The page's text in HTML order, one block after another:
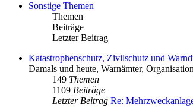
Sonstige Themen
Themen
Beiträge
Letzter Beitrag
Katastrophenschutz, Zivilschutz und
Damals und heute, Warnämter,
149 Themen
1109 Beiträge
Letzter Beitrag Re: